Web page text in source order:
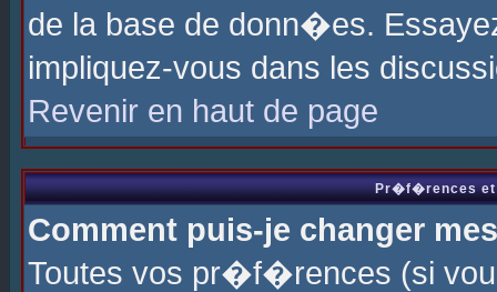
de la base de donn�es.
impliquez-vous dans les
Revenir en haut de page
Pr�f�rences et
Comment puis-je changer
Toutes vos pr�f�rences (si